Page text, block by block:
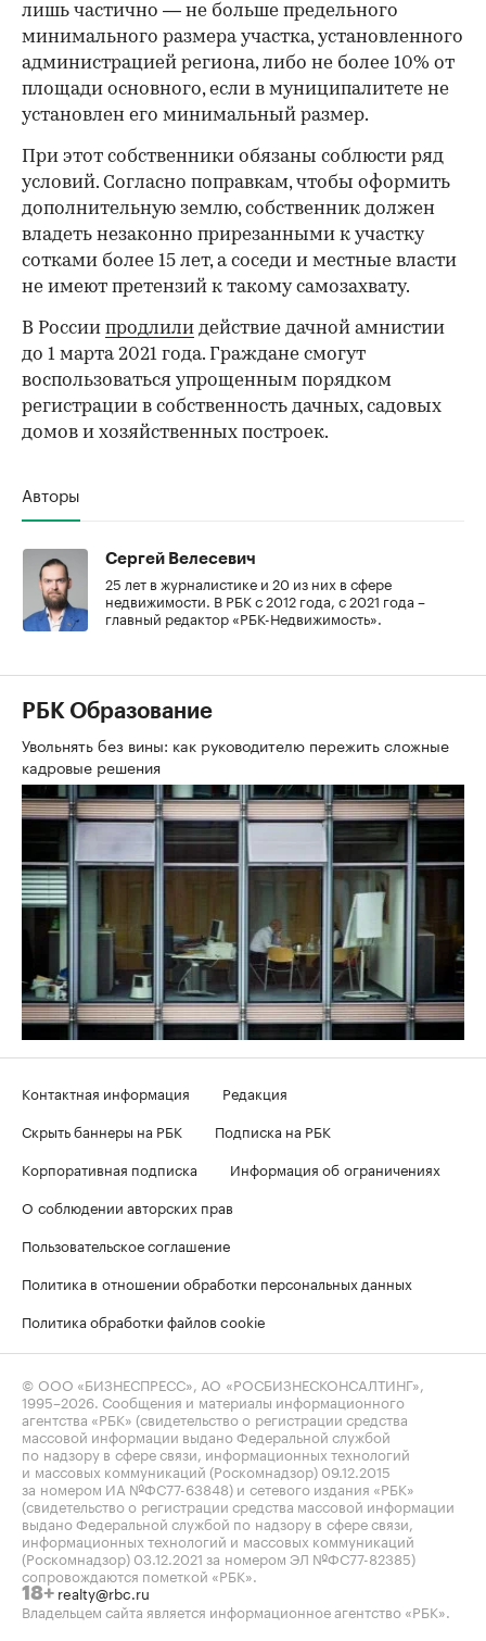
лишь частично — не больше предельного
минимального размера участка, установленного
администрацией региона, либо не более 10% от
площади основного, если в муниципалитете не
установлен его минимальный размер.
При этот собственники обязаны соблюсти ряд
условий. Согласно поправкам, чтобы оформить
дополнительную землю, собственник должен
владеть незаконно прирезанными к участку
сотками более 15 лет, а соседи и местные власти
не имеют претензий к такому самозахвату.
В России продлили действие дачной амнистии
до 1 марта 2021 года. Граждане смогут
воспользоваться упрощенным порядком
регистрации в собственность дачных, садовых
домов и хозяйственных построек.
Авторы
Сергей Велесевич
25 лет в журналистике и 20 из них в сфере
недвижимости. В РБК с 2012 года, с 2021 года –
главный редактор «РБК-Недвижимость».
РБК Образование
Увольнять без вины: как руководителю пережить сложные
кадровые решения
Контактная информация
Редакция
Скрыть баннеры на РБК
Подписка на РБК
Корпоративная подписка
Информация об ограничениях
О соблюдении авторских прав
Пользовательское соглашение
Политика в отношении обработки персональных данных
Политика обработки файлов cookie
© ООО «БИЗНЕСПРЕСС», АО «РОСБИЗНЕСКОНСАЛТИНГ»,
1995–2026 . Сообщения и материалы информационного
агентства «РБК» (свидетельство о регистрации средства
массовой информации выдано Федеральной службой
по надзору в сфере связи, информационных технологий
и массовых коммуникаций (Роскомнадзор) 09.12.2015
за номером ИА №ФС77-63848) и сетевого издания «РБК»
(свидетельство о регистрации средства массовой информации
выдано Федеральной службой по надзору в сфере связи,
информационных технологий и массовых коммуникаций
(Роскомнадзор) 03.12.2021 за номером ЭЛ №ФС77-82385)
сопровождаются пометкой «РБК».
18+ realty@rbc.ru
Владельцем сайта является информационное агентство «РБК».